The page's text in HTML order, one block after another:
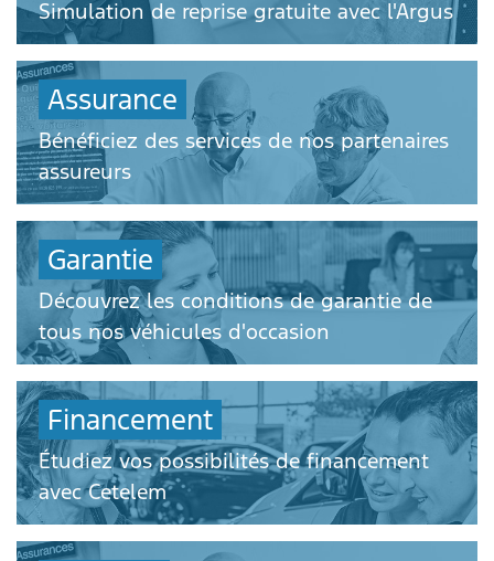
Simulation de reprise gratuite avec l'Argus
Assurance
Bénéficiez des services de nos partenaires
assureurs
Garantie
Découvrez les conditions de garantie de
tous nos véhicules d'occasion
Financement
Étudiez vos possibilités de financement
avec Cetelem